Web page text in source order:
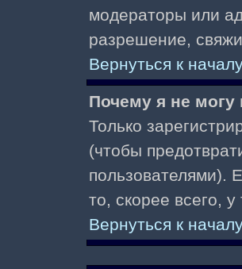
модераторы или
разрешение,
Вернуться к
Почему я не могу
Только
(чтобы
пользователями).
то, скорее всего,
Вернуться к